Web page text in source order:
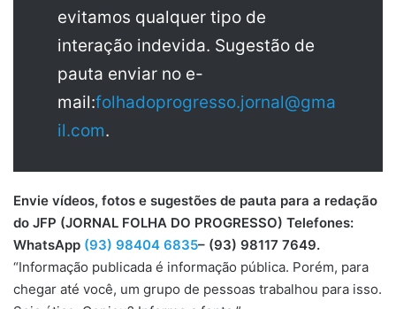
evitamos qualquer tipo de
interação indevida. Sugestão de
pauta enviar no e-
mail:folhadoprogresso.jornal@gma
il.com.
Envie vídeos, fotos e sugestões de pauta para a redação
do JFP (JORNAL FOLHA DO PROGRESSO) Telefones:
WhatsApp (93) 98404 6835– (93) 98117 7649.
“Informação publicada é informação pública. Porém, para
chegar até você, um grupo de pessoas trabalhou para isso.